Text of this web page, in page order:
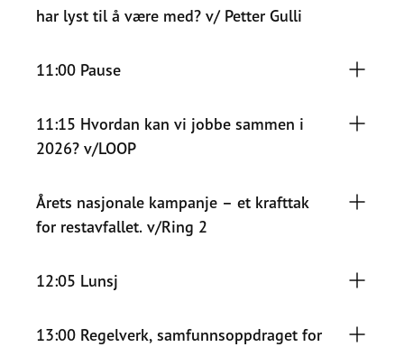
har lyst til å være med? v/ Petter Gulli
11:00 Pause
11:15 Hvordan kan vi jobbe sammen i
2026? v/LOOP
Årets nasjonale kampanje – et krafttak
for restavfallet. v/Ring 2
12:05 Lunsj
13:00 Regelverk, samfunnsoppdraget for